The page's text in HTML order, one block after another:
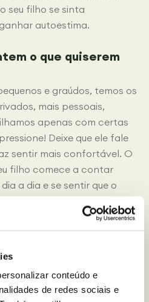
conteúdo e
de redes sociais e
seu filho se sinta
autoestima.
o que quiserem
e graúdos, temos os
mais pessoais,
apenas com certas
Deixe que ele fale
sentir mais confortável. O
filho comece a contar
a dia e se sentir que o
semelhantes com ele,
a aumentar o seu leque
tente dá-los